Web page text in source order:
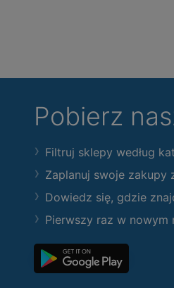
Pobierz
Filtruj sklepy według
Zaplanuj swoje zakupy
Dowiedz się, gdzie
Pierwszy raz w nowym